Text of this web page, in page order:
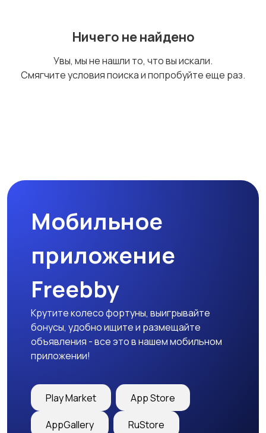
сигнализации
Столы и стулья Текстиль и ковры
Шкафы и комоды
Ничего не найдено
Увы, мы не нашли то, что вы искали.
Смягчите условия поиска и попробуйте еще раз.
Мобильное
приложение
Freebby
Крутите колесо фортуны, выигрывайте
бонусы, удобно ищите и размещайте
объявления - все это в нашем мобильном
приложении!
Play Market App Store
AppGallery RuStore